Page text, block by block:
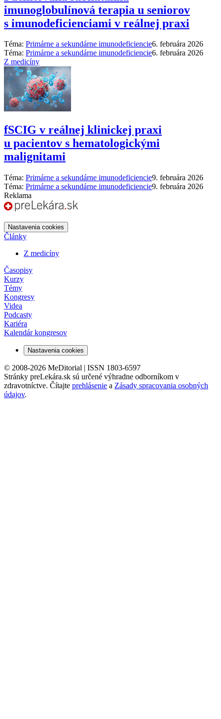
imunoglobulínová terapia u seniorov
s imunodeficienciami v reálnej praxi
Téma: Primárne a sekundárne imunodeficiencie6. februára 2026
Téma: Primárne a sekundárne imunodeficiencie6. februára 2026
Z medicíny
fSCIG v reálnej klinickej praxi
u pacientov s hematologickými
malignitami
Téma: Primárne a sekundárne imunodeficiencie9. februára 2026
Téma: Primárne a sekundárne imunodeficiencie9. februára 2026
Reklama
Nastavenia cookies
Články
Z medicíny
Časopisy
Kurzy
Témy
Kongresy
Videa
Podcasty
Kariéra
Kalendár kongresov
Nastavenia cookies
© 2008-2026 MeDitorial | ISSN 1803-6597
Stránky preLekára.sk sú určené výhradne odborníkom v
zdravotníctve. Čítajte prehlásenie a Zásady spracovania osobných
údajov.